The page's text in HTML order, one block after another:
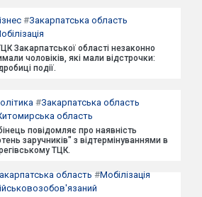
#Закарпатська область
Закарпатської області незаконно
чоловіків, які мали відстрочки:
події.
#Закарпатська область
область
повідомляє про наявність
заручників" з відтермінуваннями в
ТЦК.
область #Мобілізація